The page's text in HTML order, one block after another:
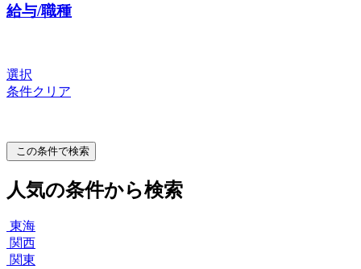
給与/職種
選択
条件クリア
この条件で検索
人気の条件から検索
東海
関西
関東